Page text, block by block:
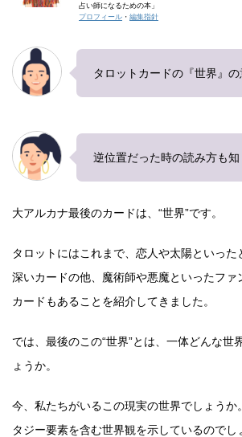
占い師になるための本」
プロフィール ・ 編集指針
タロットカードの『世界』の
逆位置だった時の読み方も知
大アルカナ最後のカードは、“世界”です。
タロットにはこれまで、恋人や太陽といった
深いカードの他、魔術師や悪魔といったファ
カードもあることを紹介してきました。
では、最後のこの“世界”とは、一体どんな世
ょうか。
今、私たちがいるこの現実の世界でしょうか
タジー要素を含む世界観を示しているのでし